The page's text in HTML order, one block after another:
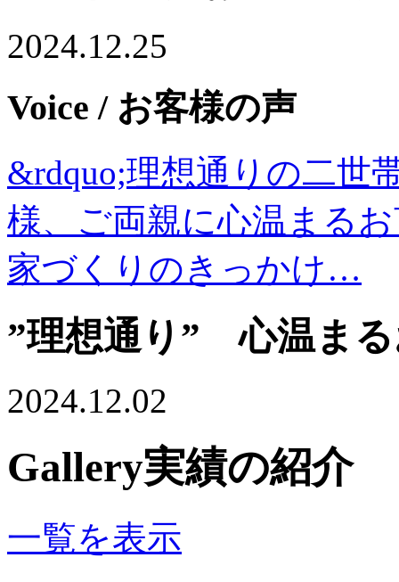
2024.12.25
Voice / お客様の声
&rdquo;理想通りの二世
様、ご両親に心温まる
家づくりのきっかけ…
”理想通り” 心温まる
2024.12.02
Gallery実績の紹介
一覧を表示